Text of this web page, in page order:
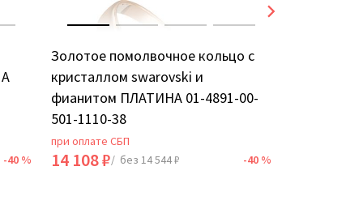
-40 %
Золотое помолвочное кольцо с
кристаллом swarovski и
фианитом ПЛАТИНА 01-4891-00-
501-1110-38
при оплате СБП
14 108 ₽/ без 14 544 ₽ -40 %